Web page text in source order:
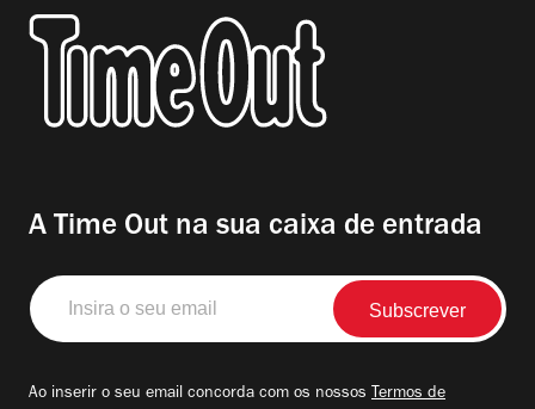
A Time Out na sua caixa de entrada
Insira
o
seu
Ao inserir o seu email concorda com os nossos Termos de